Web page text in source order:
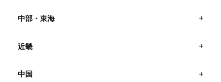
中部・東海
近畿
中国